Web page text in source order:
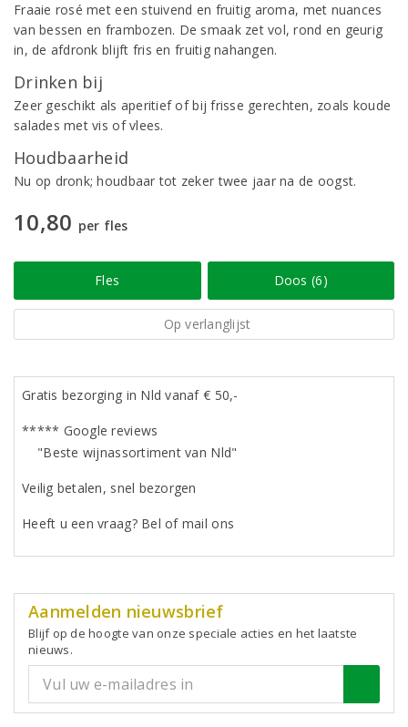
Fraaie rosé met een stuivend en fruitig aroma, met nuances
van bessen en frambozen. De smaak zet vol, rond en geurig
in, de afdronk blijft fris en fruitig nahangen.
Drinken bij
Zeer geschikt als aperitief of bij frisse gerechten, zoals koude
salades met vis of vlees.
Houdbaarheid
Nu op dronk; houdbaar tot zeker twee jaar na de oogst.
10,80 per fles
Fles Doos (6)
Op verlanglijst
Gratis bezorging in Nld vanaf € 50,-
***** Google reviews
"Beste wijnassortiment van Nld"
Veilig betalen, snel bezorgen
Heeft u een vraag? Bel of mail ons
Aanmelden nieuwsbrief
Blijf op de hoogte van onze speciale acties en het laatste
nieuws.